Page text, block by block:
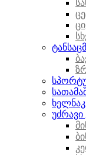
უძრავი